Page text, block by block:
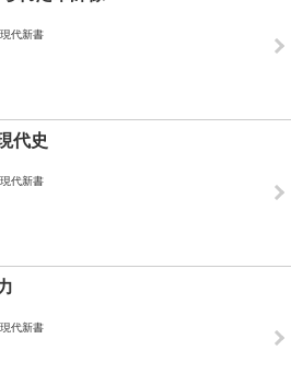
代新書
代史
代新書
代新書